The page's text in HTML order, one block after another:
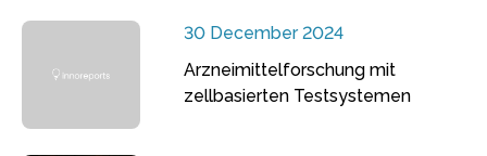
30 December 2024
Arzneimittelforschung mit
zellbasierten Testsystemen